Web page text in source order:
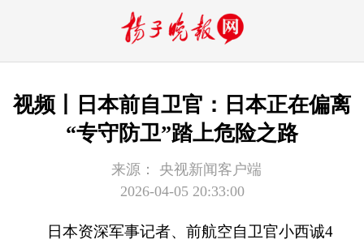
视频丨日本前自卫官：日本正在偏离
“专守防卫”踏上危险之路
来源：
央视新闻客户端
2026-04-05 20:33:00
日本资深军事记者、前航空自卫官小西诚4